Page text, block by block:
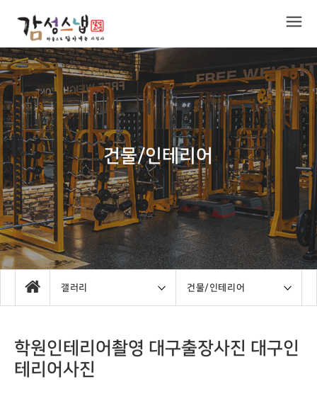
건물/인테리어
갤러리 건물/인테리어
학원인테리어촬영 대구출장사진 대구인
테리어사진